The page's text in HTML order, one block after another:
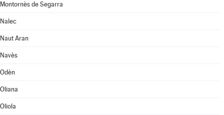
Montornès de Segarra
Nalec
Naut Aran
Navès
Odèn
Oliana
Oliola